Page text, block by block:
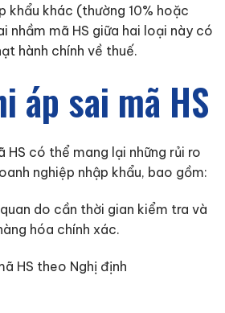
khẩu khác (thường 10% hoặc
nhầm mã HS giữa hai loại này có
hành chính về thuế.
áp sai mã HS
HS có thể mang lại những rủi ro
nghiệp nhập khẩu, bao gồm:
do cần thời gian kiểm tra và
hóa chính xác.
HS theo Nghị định